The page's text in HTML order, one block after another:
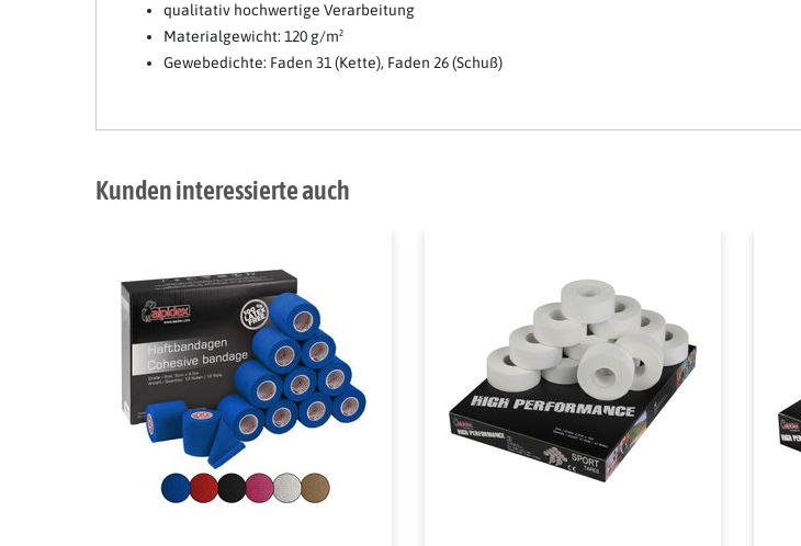
qualitativ hochwertige Verarbeitung
Materialgewicht: 120 g/m²
Gewebedichte: Faden 31 (Kette), Faden 26 (Schuß)
Kunden interessierte auch